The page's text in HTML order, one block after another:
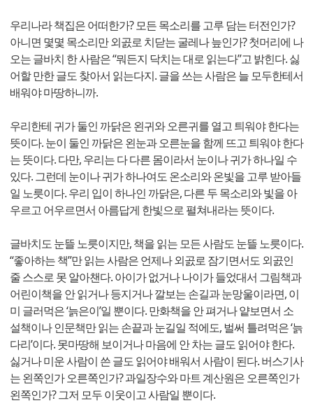
우리나라 책집은 어떠한가? 모든 목소리를 고루 담는 터전인가?
아니면 몇몇 목소리만 외곬로 치닫는 굴레나 늪인가? 첫머리에 나
오는 글바치 한 사람은 “뭐든지 닥치는 대로 읽는다”고 밝힌다. 싫
어할 만한 글도 찾아서 읽는다지. 글을 쓰는 사람은 늘 모두한테서
배워야 마땅하니까.
우리한테 귀가 둘인 까닭은 왼귀와 오른귀를 열고 틔워야 한다는
뜻이다. 눈이 둘인 까닭은 왼눈과 오른눈을 함께 뜨고 틔워야 한다
는 뜻이다. 다만, 우리는 다 다른 몸이라서 눈이나 귀가 하나일 수
있다. 그런데 눈이나 귀가 하나여도 온소리와 온빛을 고루 받아들
일 노릇이다. 우리 입이 하나인 까닭은, 다른 두 목소리와 빛을 아
우르고 어우르면서 아름답게 한빛으로 펼쳐내라는 뜻이다.
글바치도 눈뜰 노릇이지만, 책을 읽는 모든 사람도 눈뜰 노릇이다.
“좋아하는 책”만 읽는 사람은 언제나 외곬로 잠기면서도 외곬인
줄 스스로 못 알아챈다. 아이가 없거나 나이가 들었대서 그림책과
어린이책을 안 읽거나 등지거나 깔보는 손길과 눈망울이라면, 이
미 글러먹은 ‘늙은이’일 뿐이다. 만화책을 안 펴거나 얕보면서 소
설책이나 인문책만 읽는 손끝과 눈길일 적에도, 벌써 틀려먹은 ‘늙
다리’이다. 못마땅해 보이거나 마음에 안 차는 글도 읽어야 한다.
싫거나 미운 사람이 쓴 글도 읽어야 배워서 사람이 된다. 버스기사
는 왼쪽인가 오른쪽인가? 과일장수와 마트 계산원은 오른쪽인가
왼쪽인가? 그저 모두 이웃이고 사람일 뿐이다.